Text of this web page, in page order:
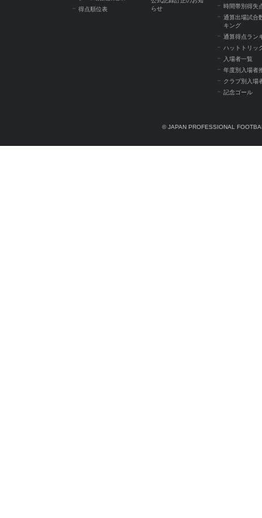
得点順位表
らせ
時間帯別得失
通算出場試合
キング
通算得点ラン
ハットトリッ
入場者一覧
年度別入場者
クラブ別入場
記念ゴール
© JAPAN PROFESSIONAL